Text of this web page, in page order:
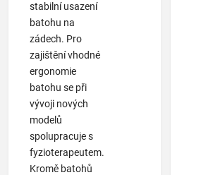
stabilní usazení
batohu na
zádech. Pro
zajištění vhodné
ergonomie
batohu se při
vývoji nových
modelů
spolupracuje s
fyzioterapeutem.
Kromě batohů